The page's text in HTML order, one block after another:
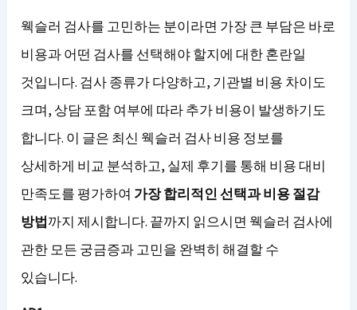
웩슬러 검사를 고민하는 분이라면 가장 큰 부담은 바로
비용과 어떤 검사를 선택해야 할지에 대한 혼란일
것입니다. 검사 종류가 다양하고, 기관별 비용 차이도
크며, 상담 포함 여부에 따라 추가 비용이 발생하기도
합니다. 이 글은 최신 웩슬러 검사 비용 정보를
상세하게 비교 분석하고, 실제 후기를 통해 비용 대비
만족도를 평가하여 가장 합리적인 선택과 비용 절감
방법까지 제시합니다. 끝까지 읽으시면 웩슬러 검사에
관한 모든 궁금증과 고민을 완벽히 해결할 수
있습니다.